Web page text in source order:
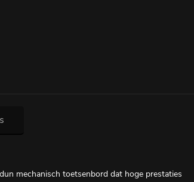
mechanisch toetsenbord dat hoge prestaties